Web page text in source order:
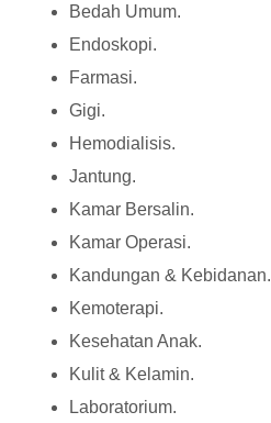
Bedah Umum.
Endoskopi.
Farmasi.
Gigi.
Hemodialisis.
Jantung.
Kamar Bersalin.
Kamar Operasi.
Kandungan & Kebidanan.
Kemoterapi.
Kesehatan Anak.
Kulit & Kelamin.
Laboratorium.